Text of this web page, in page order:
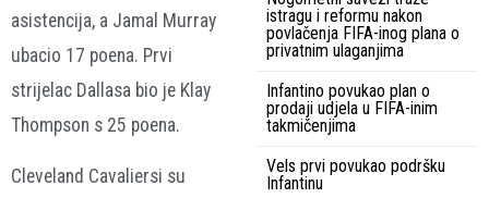
asistencija, a Jamal Murray
ubacio 17 poena. Prvi
strijelac Dallasa bio je Klay
Thompson s 25 poena.
Cleveland Cavaliersi su
istragu i reformu nakon
povlačenja FIFA-inog plana o
privatnim ulaganjima
Infantino povukao plan o
prodaji udjela u FIFA-inim
takmičenjima
Vels prvi povukao podršku
Infantinu